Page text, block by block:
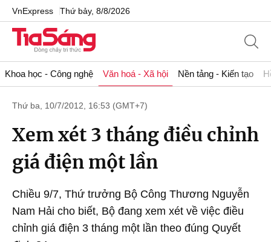
VnExpress Thứ bảy, 8/8/2026
Khoa học - Công nghệ Văn hoá - Xã hội Nền tảng - Kiến tạo
Thứ ba, 10/7/2012, 16:53 (GMT+7)
Xem xét 3 tháng điều chỉnh
giá điện một lần
Chiều 9/7, Thứ trưởng Bộ Công Thương Nguyễn
Nam Hải cho biết, Bộ đang xem xét về việc điều
chỉnh giá điện 3 tháng một lần theo đúng Quyết